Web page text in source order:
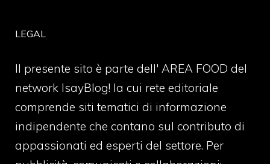
LEGAL
Il presente sito è parte dell' AREA FOOD del
network IsayBlog! la cui rete editoriale
comprende siti tematici di informazione
indipendente che contano sul contributo di
appassionati ed esperti del settore. Per